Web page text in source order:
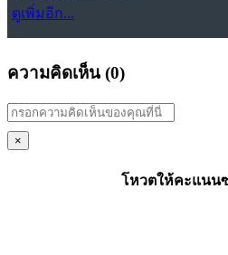
ดูเพิ่มอีก...
ความคิดเห็น (0)
×
โหวตให้คะแนน